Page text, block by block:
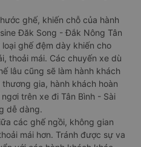
ghế, khiến chỗ của hành
Đăk Song - Đắk Nông Tân
ghế đệm dày khiến cho
thoải mái. Các chuyến xe dù
lâu cũng sẽ làm hành khách
gia, hành khách hoàn
trên xe đi Tân Bình - Sài
dễ dàng.
các ghế ngồi, không gian
mái hơn. Tránh được sự va